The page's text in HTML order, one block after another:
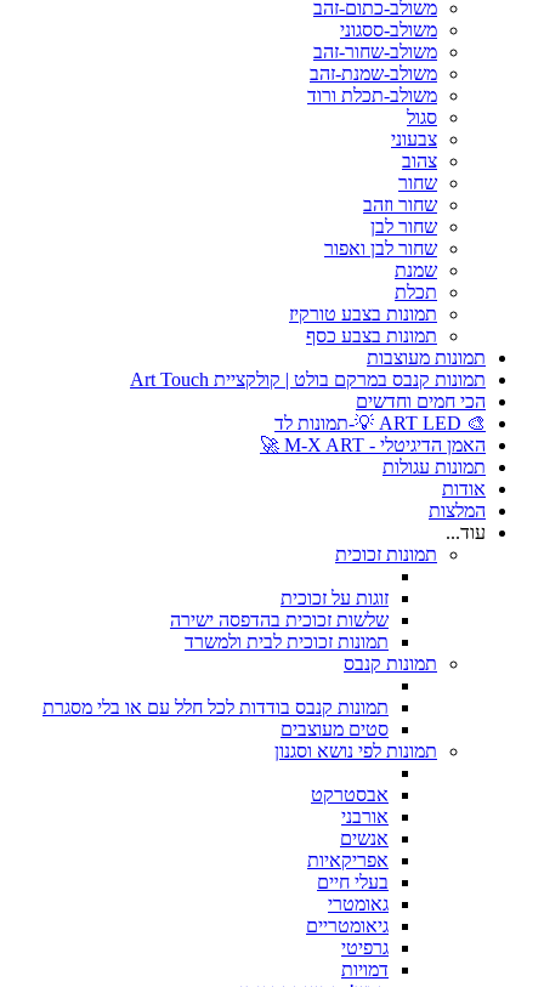
משולב-כתום-זהב
משולב-ססגוני
משולב-שחור-זהב
משולב-שמנת-זהב
משולב-תכלת ורוד
סגול
צבעוני
צהוב
שחור
שחור וזהב
שחור לבן
שחור לבן ואפור
שמנת
תכלת
תמונות בצבע טורקיז
תמונות בצבע כסף
תמונות מעוצבות
תמונות קנבס במרקם בולט | קולקציית Art Touch
הכי חמים וחדשים
🎨 ART LED 💡-תמונות לד
האמן הדיגיטלי - M-X ART 🚀
תמונות עגולות
אודות
המלצות
עוד...
תמונות זכוכית
זוגות על זכוכית
שלשות זכוכית בהדפסה ישירה
תמונות זכוכית לבית ולמשרד
תמונות קנבס
תמונות קנבס בודדות לכל חלל עם או בלי מסגרת
סטים מעוצבים
תמונות לפי נושא וסגנון
אבסטרקט
אורבני
אנשים
אפריקאיות
בעלי חיים
גאומטרי
גיאומטריים
גרפיטי
דמויות